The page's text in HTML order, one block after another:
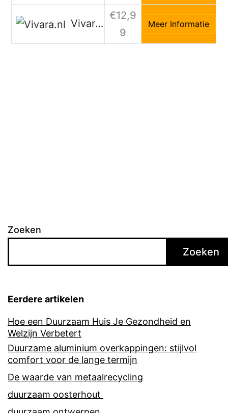
Vivara.nl
€12,9
9
Meer Informatie
Zoeken
Zoeken
Eerdere artikelen
Hoe een Duurzaam Huis Je Gezondheid en
Welzijn Verbetert
Duurzame aluminium overkappingen: stijlvol
comfort voor de lange termijn
De waarde van metaalrecycling
duurzaam oosterhout